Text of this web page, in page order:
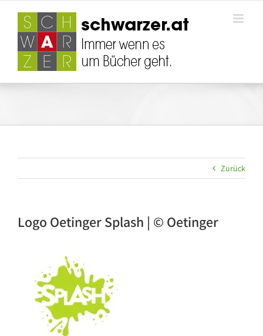
springen
Zurück
Logo Oetinger Splash | © Oetinger